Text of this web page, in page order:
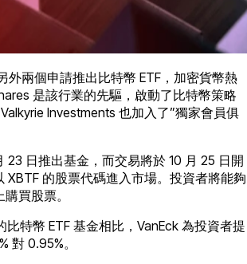
外兩個申請推出比特幣 ETF，加密貨幣熱
是該行業的先驅，啟動了比特幣策略
Investments 也加入了”獨家會員俱
23 日推出基金，而交易將於 10 月 25 日開
XBTF 的股票代碼進入市場。投資者將能夠
買股票。
比特幣 ETF 基金相比，VanEck 為投資者提
對 0.95%。